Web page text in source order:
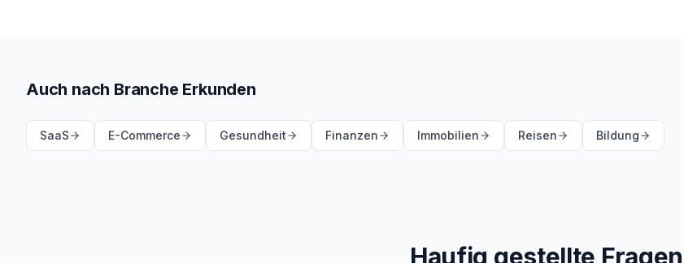
Auch nach Branche Erkunden
SaaS E-Commerce Gesundheit Finanzen Immobilien Reisen Bildung
Haufig gestellte Fragen